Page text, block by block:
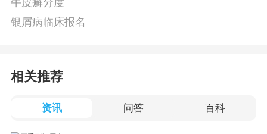
银屑病临床报名
相关推荐
资讯 问答 百科